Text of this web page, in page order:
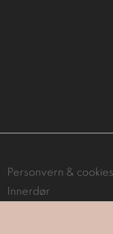
Personvern & cookies
Innerdør